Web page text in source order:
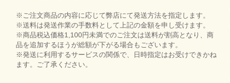
※ご注文商品の内容に応じて弊店にて発送方法を指定します。
※送料は発送作業の手数料として上記の金額を申し受けます。
※商品税込価格1,100円未満でのご注文は送料が割高となり、商
品を追加するほうが総額が下がる場合もございます。
※発送に利用するサービスの関係で、日時指定はお受けできかね
ます。ご了承ください。